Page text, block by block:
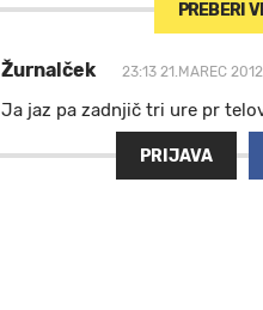
PREBERI
Žurnalček 23:13 21.MAREC
Ja jaz pa zadnjič tri ure pr
PRIJAVA